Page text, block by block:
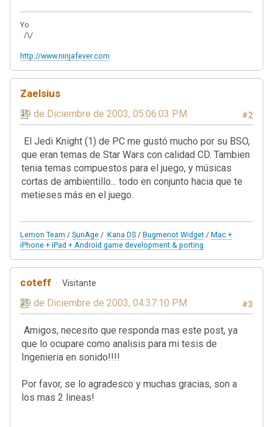
Yo
/\/
http://www.ninjafever.com
Zaelsius
#2
19 de Diciembre de 2003, 05:06:03 PM
El Jedi Knight (1) de PC me gustó mucho por su BSO,
que eran temas de Star Wars con calidad CD. Tambien
tenia temas compuestos para el juego, y músicas
cortas de ambientillo... todo en conjunto hacia que te
metieses más en el juego.
Lemon Team / SunAge / Kana DS / Bugmenot Widget / Mac +
iPhone + iPad + Android game development & porting
coteff Visitante
#3
29 de Diciembre de 2003, 04:37:10 PM
Amigos, necesito que responda mas este post, ya
que lo ocupare como analisis para mi tesis de
Ingenieria en sonido!!!!
Por favor, se lo agradesco y muchas gracias, son a
los mas 2 lineas!